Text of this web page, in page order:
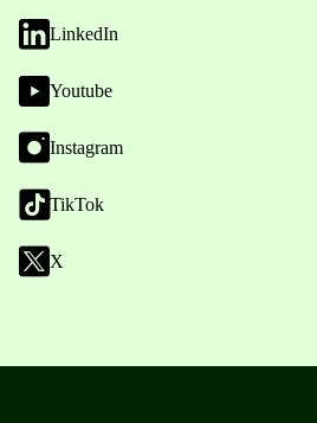
LinkedIn
Youtube
Instagram
TikTok
X